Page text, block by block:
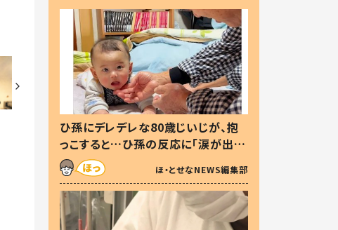
ひ孫にデレデレな80歳じいじが、抱
っこすると…ひ孫の反応に「涙が出ま
した」「可愛くて仕方ない」
ほ・とせなNEWS編集部